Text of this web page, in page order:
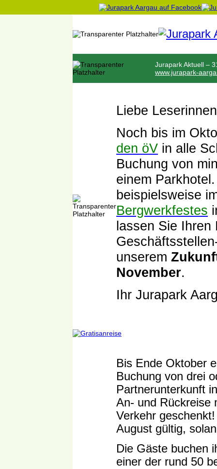
Jurapark Aktuell –
www.jurapark-
Liebe
Noch bis im
den öV in alle
Buchung von
einem
beispielsweise
Bergwerkfestes
lassen Sie Ihren
unserem
November.
Ihr Jurapark
Bis Ende Oktober
Buchung von drei
Partnerunterkunft
An- und Rückreise
Verkehr
August gültig,
Die Gäste buchen
einer der rund 50